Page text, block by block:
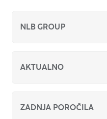
NLB GROUP
O nas
AKTUALNO
Finančna poročila
ZADNJA POROČILA